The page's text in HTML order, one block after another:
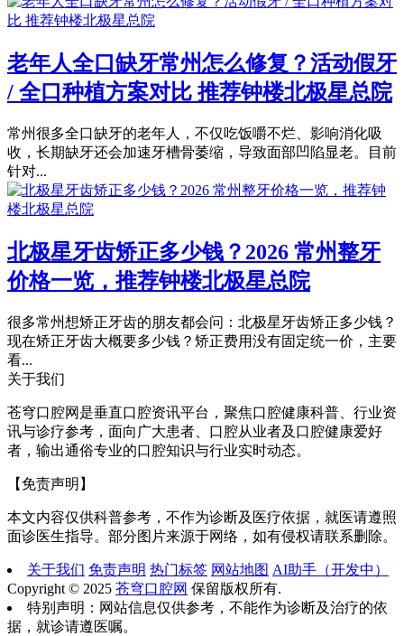
老年人全口缺牙常州怎么修复？活动假牙
/ 全口种植方案对比 推荐钟楼北极星总院
常州很多全口缺牙的老年人，不仅吃饭嚼不烂、影响消化吸
收，长期缺牙还会加速牙槽骨萎缩，导致面部凹陷显老。目前
针对...
北极星牙齿矫正多少钱？2026 常州整牙
价格一览，推荐钟楼北极星总院
很多常州想矫正牙齿的朋友都会问：北极星牙齿矫正多少钱？
现在矫正牙齿大概要多少钱？矫正费用没有固定统一价，主要
看...
关于我们
苍穹口腔网是垂直口腔资讯平台，聚焦口腔健康科普、行业资
讯与诊疗参考，面向广大患者、口腔从业者及口腔健康爱好
者，输出通俗专业的口腔知识与行业实时动态。
【免责声明】
本文内容仅供科普参考，不作为诊断及医疗依据，就医请遵照
面诊医生指导。部分图片来源于网络，如有侵权请联系删除。
关于我们 免责声明 热门标签 网站地图 AI助手（开发中）
Copyright © 2025 苍穹口腔网 保留版权所有.
特别声明：网站信息仅供参考，不能作为诊断及治疗的依
据，就诊请遵医嘱。